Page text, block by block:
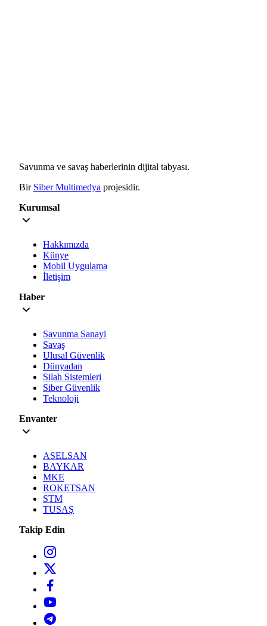
Savunma ve savaş haberlerinin dijital tabyası.
Bir Siber Multimedya projesidir.
Kurumsal
Hakkımızda
Künye
Mobil Uygulama
İletişim
Haber
Savunma Sanayi
Savaş
Ulusal Güvenlik
Dünyadan
Silah Sistemleri
Siber Güvenlik
Teknoloji
Envanter
ASELSAN
BAYKAR
MKE
ROKETSAN
STM
TUSAŞ
Takip Edin